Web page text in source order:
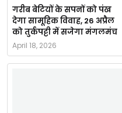
गरीब बेटियों के सपनों को पंख
देगा सामूहिक विवाह, 26 अप्रैल
को तुर्कपट्टी में सजेगा मंगलमंच
April 18, 2026